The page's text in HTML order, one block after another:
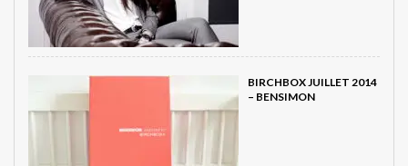
BIRCHBOX JUILLET 2014
– BENSIMON